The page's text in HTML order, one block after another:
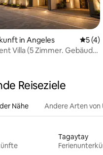
in Angeles
5 (4)
Villa (5 Zimmer. Gebäude
Reiseziele
Nähe Andere Arten
Tagaytay